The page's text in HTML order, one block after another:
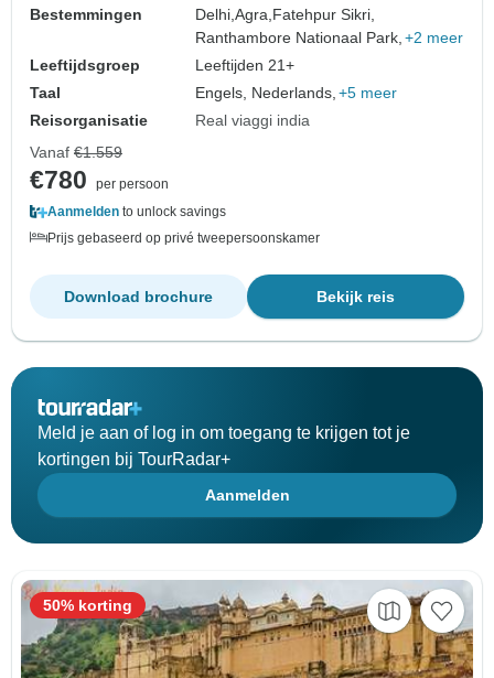
Bestemmingen
Delhi,Agra, Fatehpur Sikri,
Ranthambore Nationaal Park, +2 meer
Leeftijdsgroep
Leeftijden 21+
Taal
Engels, Nederlands, +5 meer
Reisorganisatie
Real viaggi india
Vanaf €1.559
€780
per persoon
Aanmelden to unlock savings
Prijs gebaseerd op privé tweepersoonskamer
Bekijk reis
Download brochure
Meld je aan of log in om toegang te krijgen tot je
kortingen bij TourRadar+
Aanmelden
50% korting